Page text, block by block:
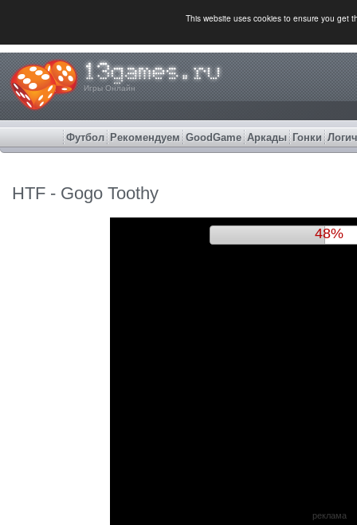
This website uses cookies to ensure you get
Игры Онлайн
Футбол Рекомендуем GoodGame Аркады Гонки
HTF - Gogo Toothy
52%
реклама